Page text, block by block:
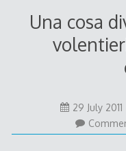
Una cosa
29 July 2011